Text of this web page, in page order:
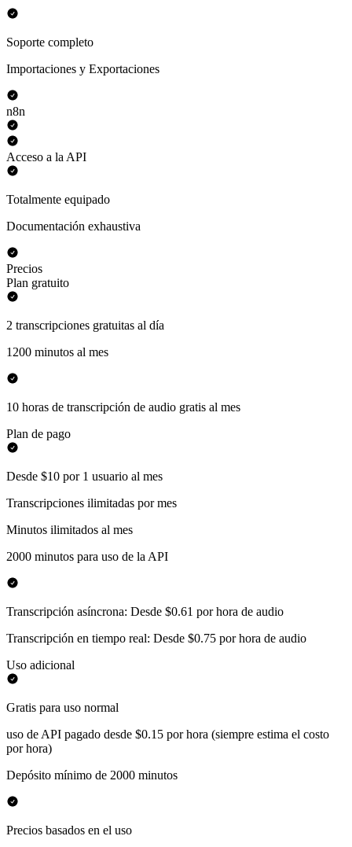
Soporte completo
Importaciones y Exportaciones
n8n
Acceso a la API
Totalmente equipado
Documentación exhaustiva
Precios
Plan gratuito
2 transcripciones gratuitas al día
1200 minutos al mes
10 horas de transcripción de audio gratis al mes
Plan de pago
Desde $10 por 1 usuario al mes
Transcripciones ilimitadas por mes
Minutos ilimitados al mes
2000 minutos para uso de la API
Transcripción asíncrona: Desde $0.61 por hora de audio
Transcripción en tiempo real: Desde $0.75 por hora de audio
Uso adicional
Gratis para uso normal
uso de API pagado desde $0.15 por hora (siempre estima el costo
por hora)
Depósito mínimo de 2000 minutos
Precios basados en el uso